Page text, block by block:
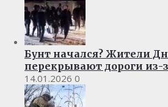
Бунт начался? Жители
перекрывают дороги из-
14.01.2026 0